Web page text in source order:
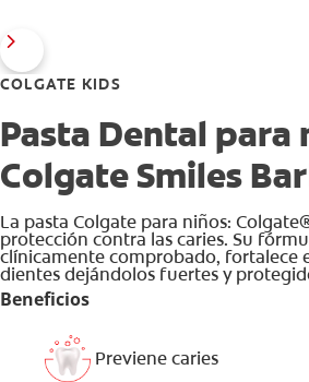
COLGATE KIDS
Pasta Dental para
Colgate Smiles
La pasta Colgate para niños:
protección contra las caries. Su
clínicamente comprobado, fortalece
dientes dejándolos fuertes y
Beneficios
Previene caries